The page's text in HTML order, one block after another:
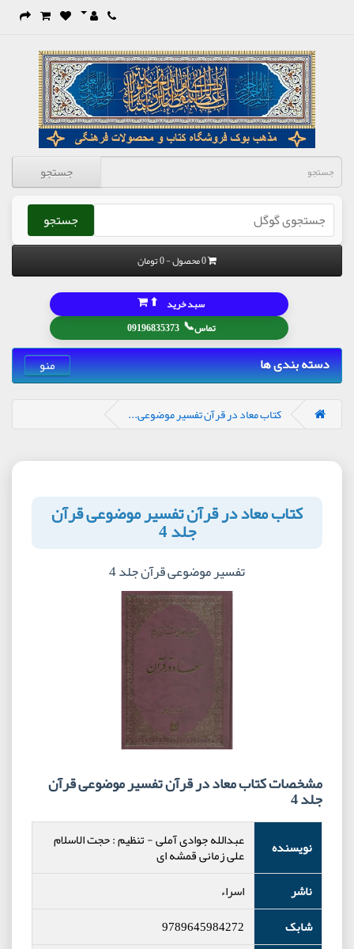
جستجو
جستجو
0 محصول - 0 تومان
تماس📞
09196835373
سبد خرید ⬆
دسته بندی ها منو
کتاب معاد در قرآن تفسیر موضوعی...
کتاب معاد در قرآن تفسیر موضوعی قرآن
جلد 4
تفسیر موضوعی قرآن جلد 4
مشخصات کتاب معاد در قرآن تفسیر موضوعی قرآن
جلد 4
نویسنده عبدالله جوادی آملی-تنظیم : حجت الاسلام
علی زمانی قمشه ای
ناشر
اسراء
شابک
9789645984272